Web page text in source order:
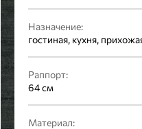
Назначение:
гостиная, кухня,
Раппорт:
64 см
Материал: